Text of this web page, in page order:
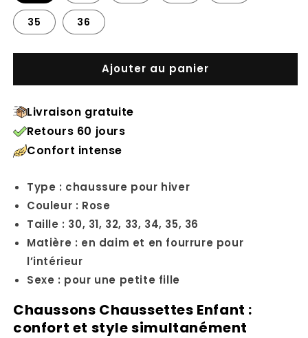
35 36
Ajouter au panier
Livraison gratuite
Retours 60 jours
Confort intense
Type : chaussure pour hiver
Couleur : Rose
Taille : 30, 31, 32, 33, 34, 35, 36
Matière : en daim et en fourrure pour
l’intérieur
Sexe : pour une petite fille
Chaussons Chaussettes Enfant :
confort et style simultanément